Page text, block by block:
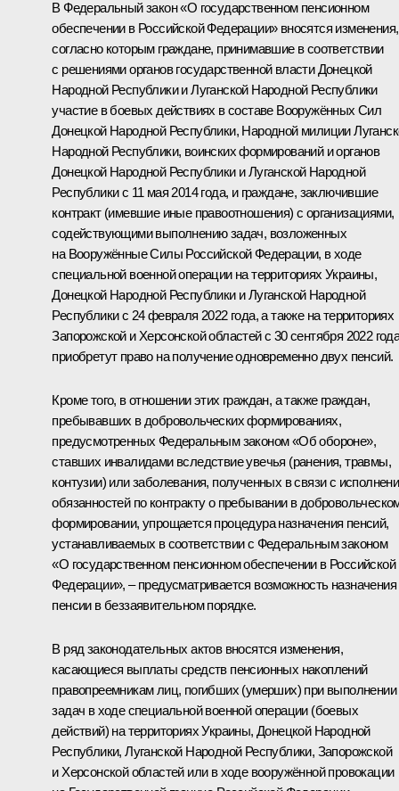
В Федеральный закон «О государственном пенсионном
обеспечении в Российской Федерации» вносятся изменения,
согласно которым граждане, принимавшие в соответствии
с решениями органов государственной власти Донецкой
Народной Республики и Луганской Народной Республики
участие в боевых действиях в составе Вооружённых Сил
Донецкой Народной Республики, Народной милиции
Народной Республики, воинских формирований и органов
Донецкой Народной Республики и Луганской Народной
Республики с 11 мая 2014 года, и граждане, заключившие
контракт (имевшие иные правоотношения) с организациями,
содействующими выполнению задач, возложенных
на Вооружённые Силы Российской Федерации, в ходе
специальной военной операции на территориях Украины,
Донецкой Народной Республики и Луганской Народной
Республики с 24 февраля 2022 года, а также на территориях
Запорожской и Херсонской областей с 30 сентября 2022
приобретут право на получение одновременно двух пенсий.
Кроме того, в отношении этих граждан, а также граждан,
пребывавших в добровольческих формированиях,
предусмотренных Федеральным законом «Об обороне»,
ставших инвалидами вследствие увечья (ранения, травмы,
контузии) или заболевания, полученных в связи с
обязанностей по контракту о пребывании в
формировании, упрощается процедура назначения пенсий,
устанавливаемых в соответствии с Федеральным законом
«О государственном пенсионном обеспечении в Российской
Федерации», – предусматривается возможность назначения
пенсии в беззаявительном порядке.
В ряд законодательных актов вносятся изменения,
касающиеся выплаты средств пенсионных накоплений
правопреемникам лиц, погибших (умерших) при выполнении
задач в ходе специальной военной операции (боевых
действий) на территориях Украины, Донецкой Народной
Республики, Луганской Народной Республики, Запорожской
и Херсонской областей или в ходе вооружённой провокации